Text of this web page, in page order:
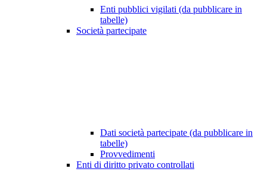
Enti pubblici vigilati (da pubblicare in
tabelle)
Società partecipate
Dati società partecipate (da pubblicare in
tabelle)
Provvedimenti
Enti di diritto privato controllati